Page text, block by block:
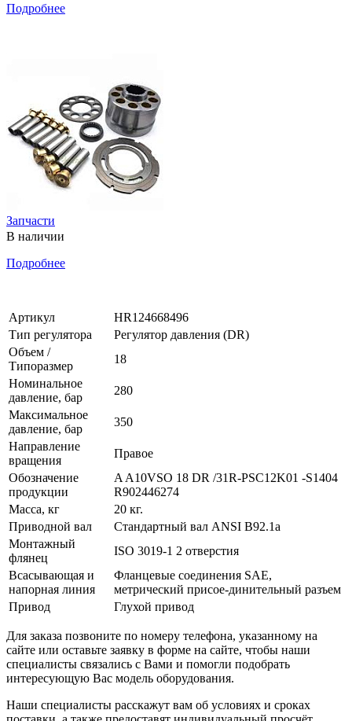
Подробнее
Запчасти
В наличии
Подробнее
Артикул
HR124668496
Тип регулятора
Регулятор давления (DR)
Объем /
Типоразмер
18
Номинальное
давление, бар
280
Максимальное
давление, бар
350
Направление
вращения
Правое
Обозначение
продукции
A A10VSO 18 DR /31R-PSC12K01 -S1404
R902446274
Масса, кг
20 кг.
Приводной вал
Стандартный вал ANSI B92.1a
Монтажный
флянец
ISO 3019-1 2 отверстия
Всасывающая и
напорная линия
Фланцевые соединения SAE,
метрический присое-динительный разъем
Привод
Глухой привод
Для заказа позвоните по номеру телефона, указанному на
сайте или оставьте заявку в форме на сайте, чтобы наши
специалисты связались с Вами и помогли подобрать
интересующую Вас модель оборудования.
Наши специалисты расскажут вам об условиях и сроках